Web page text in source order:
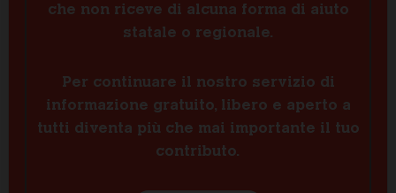
che non riceve di alcuna forma di aiuto
statale o regionale.
Per continuare il nostro servizio di
informazione gratuito, libero e aperto a
tutti diventa più che mai importante il tuo
contributo.